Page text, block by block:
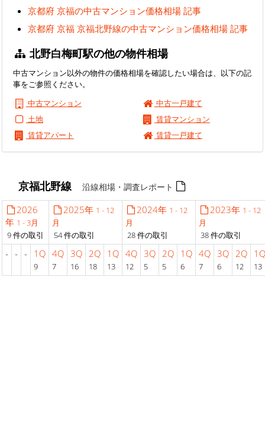
京都府 京福の中古マンション価格相場 記事
京都府 京福 京福北野線の中古マンション価格相場 記事
北野白梅町駅の他の物件相場
中古マンション以外の物件の価格相場を確認したい場合は、以下の記
事をご参照ください。
中古マンション
中古一戸建て
土地
賃貸マンション
賃貸アパート
賃貸一戸建て
京福北野線沿線相場・調査レポート
2026
年 1 - 3月
9 件の取引
2025年 1 - 12
月
54 件の取引
2024年 1 - 12
月
28 件の取引
2023年 1 - 12
月
38 件の取引
- - - 1Q
9
4Q
7
3Q
16
2Q
18
1Q
13
4Q
12
3Q
5
2Q
5
1Q
6
4Q
7
3Q
6
2Q
12
1Q
13